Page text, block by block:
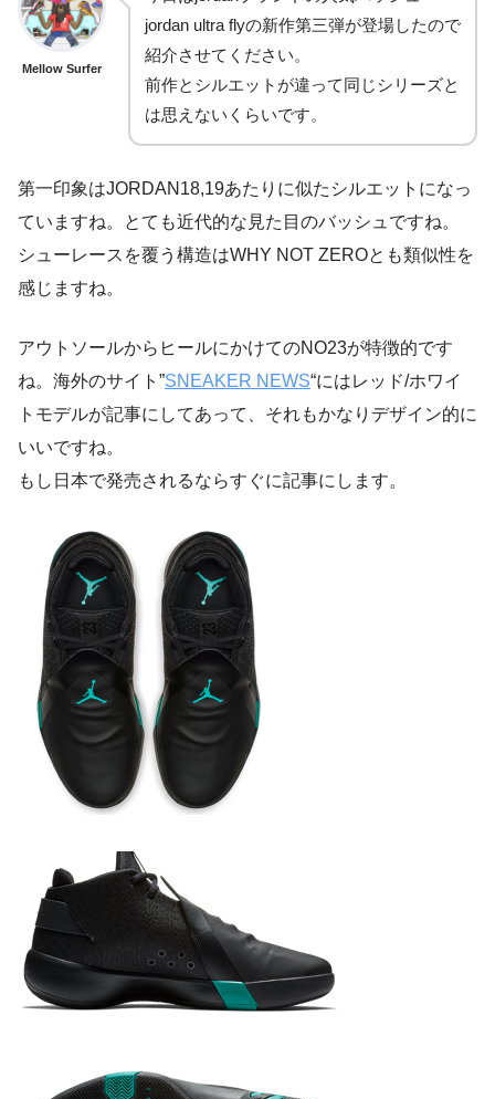
Mellow Surfer
jordan ultra flyの新作第三弾が登場したので
紹介させてください。
前作とシルエットが違って同じシリーズと
は思えないくらいです。
第一印象はJORDAN18,19あたりに似たシルエットになっ
ていますね。とても近代的な見た目のバッシュですね。
シューレースを覆う構造はWHY NOT ZEROとも類似性を
感じますね。
アウトソールからヒールにかけてのNO23が特徴的です
ね。海外のサイト”SNEAKER NEWS“にはレッド/ホワイ
トモデルが記事にしてあって、それもかなりデザイン的に
いいですね。
もし日本で発売されるならすぐに記事にします。